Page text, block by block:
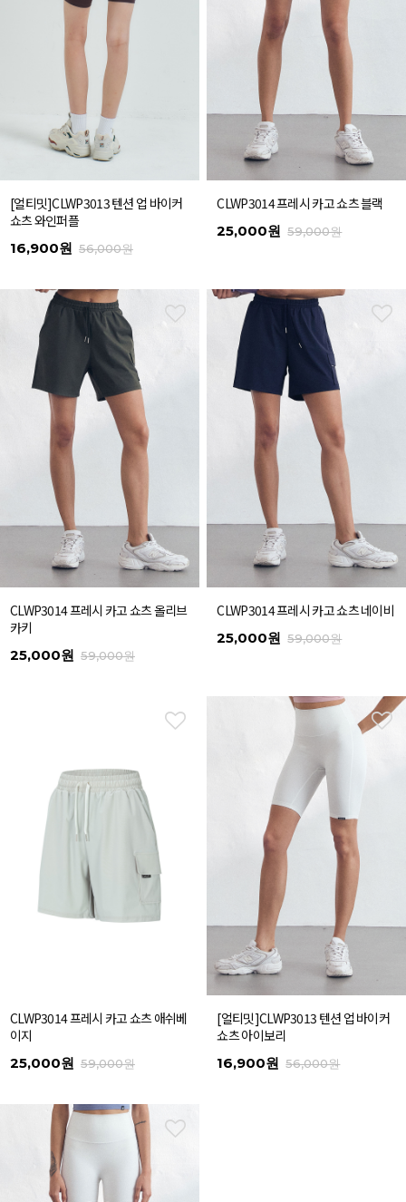
[얼티밋]CLWP3013 텐션 업 바이커
쇼츠 와인퍼플
16,900원 56,000원
CLWP3014 프레시 카고 쇼츠 블랙
25,000원 59,000원
CLWP3014 프레시 카고 쇼츠 올리브
카키
25,000원 59,000원
CLWP3014 프레시 카고 쇼츠 네이비
25,000원 59,000원
CLWP3014 프레시 카고 쇼츠 애쉬베
이지
25,000원 59,000원
[얼티밋]CLWP3013 텐션 업 바이커
쇼츠 아이보리
16,900원 56,000원